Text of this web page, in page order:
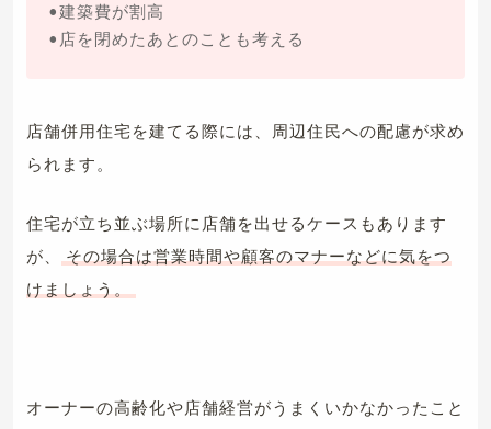
•建築費が割高
•店を閉めたあとのことも考える
店舗併用住宅を建てる際には、周辺住民への配慮が求め
られます。
住宅が立ち並ぶ場所に店舗を出せるケースもあります
が、
その場合は営業時間や顧客のマナーなどに気をつ
けましょう。
オーナーの高齢化や店舗経営がうまくいかなかったこと